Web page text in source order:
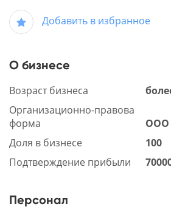
Добавить в избранное
О бизнесе
Возраст бизнеса
Организационно-правова
форма
ООО
Доля в бизнесе
100
Подтверждение прибыли
Персонал